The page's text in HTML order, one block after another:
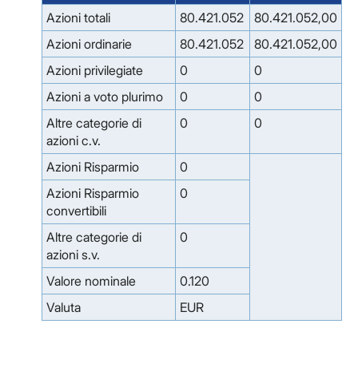
Azioni totali 80.421.052
80.421.052,00
Azioni ordinarie
80.421.052
80.421.052,00
Azioni privilegiate
0
0
Azioni a voto plurimo
0
0
Altre categorie di
azioni c.v.
0 0
Azioni Risparmio
0
Azioni Risparmio
convertibili
0
Altre categorie di
azioni s.v.
0
Valore nominale
0.120
Valuta
EUR